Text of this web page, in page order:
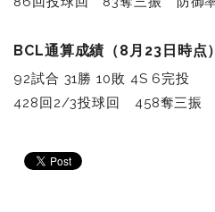
BCL通算成績（8月23日時点）
92試合 31勝 10敗 4S 6完投
428回2/3投球回 458奪三振